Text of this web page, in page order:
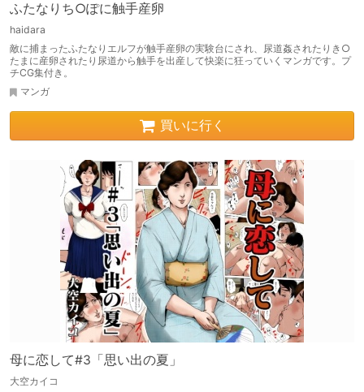
ふたなりち○ぽに触手産卵
haidara
敵に捕まったふたなりエルフが触手産卵の実験台にされ、尿道姦されたりき○
たまに産卵されたり尿道から触手を出産して快楽に狂っていくマンガです。プ
チCG集付き。
マンガ
買いに行く
母に恋して#3「思い出の夏」
大空カイコ